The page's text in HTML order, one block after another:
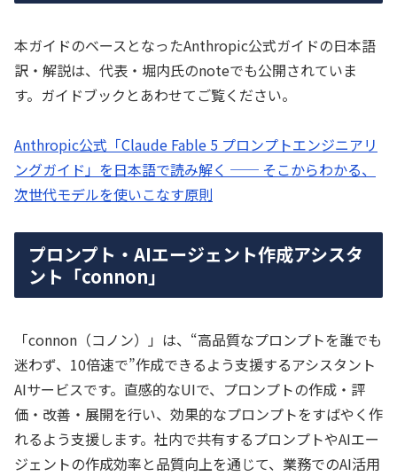
本ガイドのベースとなったAnthropic公式ガイドの日本語
訳・解説は、代表・堀内氏のnoteでも公開されていま
す。ガイドブックとあわせてご覧ください。
Anthropic公式「Claude Fable 5 プロンプトエンジニアリ
ングガイド」を日本語で読み解く ── そこからわかる、
次世代モデルを使いこなす原則
プロンプト・AIエージェント作成アシスタ
ント「connon」
「connon（コノン）」は、“高品質なプロンプトを誰でも
迷わず、10倍速で”作成できるよう支援するアシスタント
AIサービスです。直感的なUIで、プロンプトの作成・評
価・改善・展開を行い、効果的なプロンプトをすばやく作
れるよう支援します。社内で共有するプロンプトやAIエー
ジェントの作成効率と品質向上を通じて、業務でのAI活用